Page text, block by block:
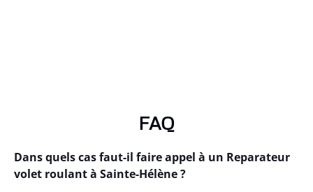
FAQ
Dans quels cas faut-il faire appel à un Reparateur
volet roulant à Sainte-Hélène ?